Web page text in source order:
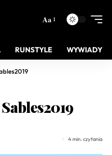
Aa
RUNSTYLE WYWIADY
4 min. czytania